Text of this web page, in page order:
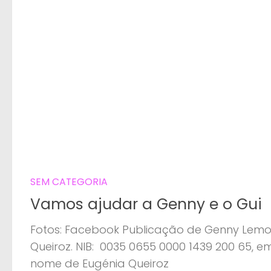
SEM CATEGORIA
Vamos ajudar a Genny e o Gui
Fotos: Facebook Publicação de Genny
Queiroz. NIB: 0035 0655 0000 1439 200 65,
nome de Eugénia Queiroz